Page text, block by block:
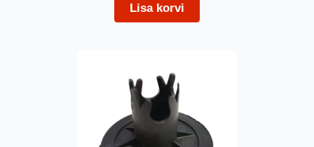
Lisa korvi